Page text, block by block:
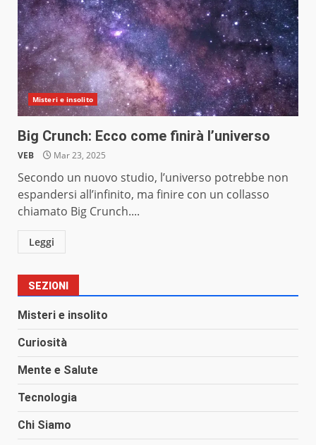
Misteri e insolito
Big Crunch: Ecco come finirà l’universo
VEB Mar 23, 2025
Secondo un nuovo studio, l’universo potrebbe non
espandersi all’infinito, ma finire con un collasso
chiamato Big Crunch....
Leggi
SEZIONI
Misteri e insolito
Curiosità
Mente e Salute
Tecnologia
Chi Siamo